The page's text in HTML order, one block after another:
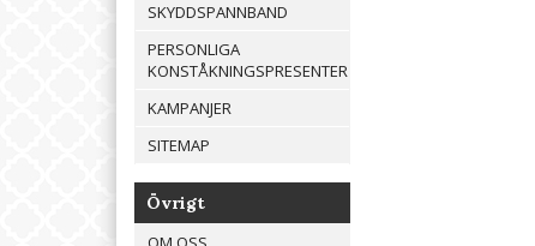
SKYDDSPANNBAND
PERSONLIGA
KONSTÅKNINGSPRESENTER
KAMPANJER
SITEMAP
Övrigt